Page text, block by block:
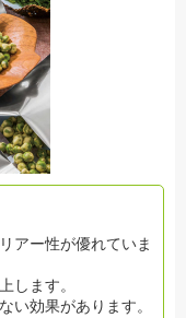
アー性が優れていま
します。
い効果があります。